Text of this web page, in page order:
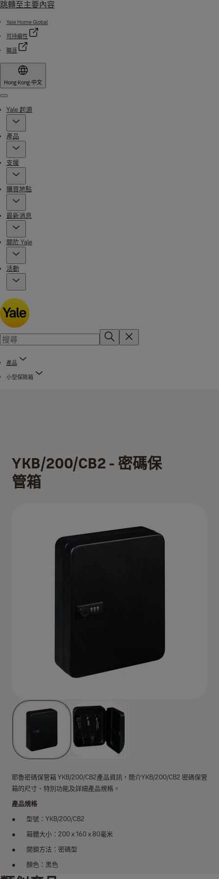
跳轉至主要內容
Yale Home Global
可持續性
職涯
Hong Kong·中文
Menu
Yale 起源
產品
支援
購買地點
最新消息
關於 Yale
活動
產品
小型保險箱
YKB/200/CB2 - 密碼保
管箱
耶魯密碼保管箱 YKB/200/CB2產品資訊，簡介YKB/200/CB2 密碼保管
箱的尺寸、特別功能及詳細產品規格。
產品規格
型號：YKB/200/CB2
箱體大小：200 x 160 x 80毫米
開鎖方法：密碼型
顏色：黑色